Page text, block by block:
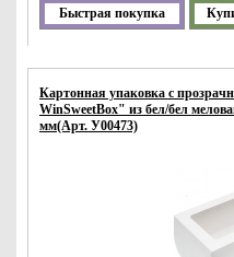
Быстрая покупка
Картонная упаковка с
WinSweetBox" из бел/бел
мм(Арт. У00473)